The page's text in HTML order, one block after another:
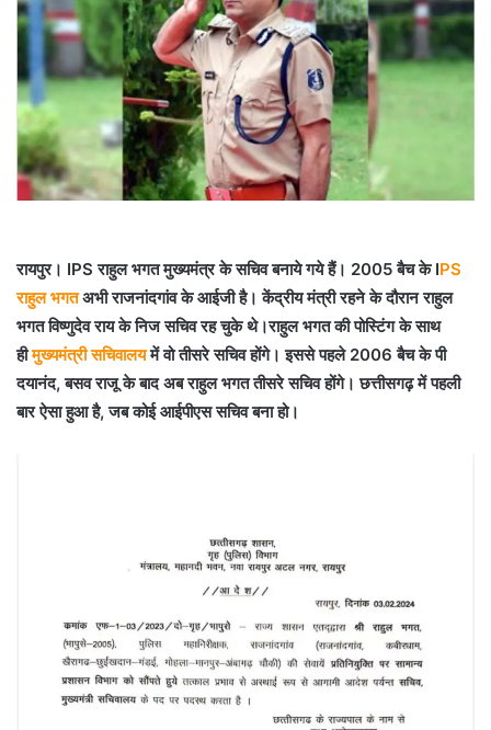
रायपुर। IPS राहुल भगत मुख्यमंत्र के सचिव बनाये गये हैं। 2005 बैच के IPS
राहुल भगतअभी राजनांदगांव के आईजी है। केंद्रीय मंत्री रहने के दौरान राहुल
भगत विष्णुदेव राय के निज सचिव रह चुके थे।राहुल भगत की पोस्टिंग के साथ
हीमुख्यमंत्री सचिवालयमें वो तीसरे सचिव होंगे। इससे पहले 2006 बैच के पी
दयानंद, बसव राजू के बाद अब राहुल भगत तीसरे सचिव होंगे। छत्तीसगढ़ में पहली
बार ऐसा हुआ है, जब कोई आईपीएस सचिव बना हो।